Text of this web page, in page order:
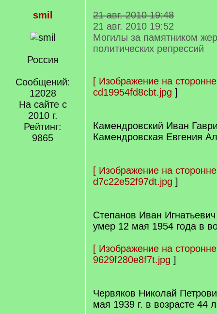
smil
Россия
Сообщений:
12028
На сайте с
2010 г.
Рейтинг:
9865
21 авг. 2010 19:48
21 авг. 2010 19:52
Могилы за памятником
политических репрессий
[ Изображение на
cd19954fd8cbt.jpg ]
Камендровский Иван
Камендровская Евгения
[ Изображение на
d7c22e52f97dt.jpg ]
Степанов Иван Игнатьевич
умер 12 мая 1954 года в
[ Изображение на
9629f280e8f7t.jpg ]
Червяков Николай
мая 1939 г. в возрасте 44